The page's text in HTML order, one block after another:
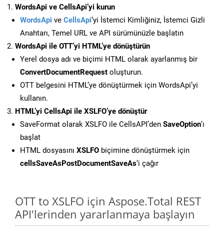
WordsApi ve CellsApi’yi kurun
WordsApi ve CellsApi‘yi İstemci Kimliğiniz, İstemci Gizli
Anahtarı, Temel URL ve API sürümünüzle başlatın
WordsApi ile OTT’yi HTML’ye dönüştürün
Yerel dosya adı ve biçimi HTML olarak ayarlanmış bir
ConvertDocumentRequest oluşturun.
OTT belgesini HTML’ye dönüştürmek için WordsApi’yi
kullanın.
HTML’yi CellsApi ile XSLFO’ye dönüştür
SaveFormat olarak XSLFO ile CellsAPI’den SaveOption‘ı
başlat
HTML dosyasını XSLFO biçimine dönüştürmek için
cellsSaveAsPostDocumentSaveAs‘i çağır
OTT to XSLFO için Aspose.Total REST
API'lerinden yararlanmaya başlayın